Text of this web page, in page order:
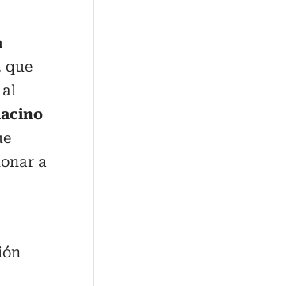
que
al
a